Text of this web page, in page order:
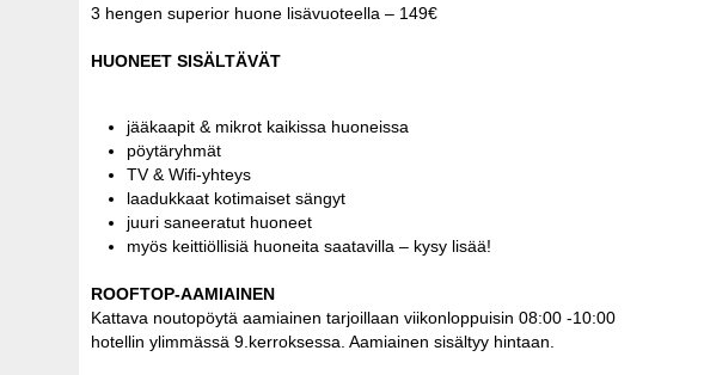
3 hengen superior huone lisävuoteella – 149€
HUONEET SISÄLTÄVÄT
jääkaapit & mikrot kaikissa huoneissa
pöytäryhmät
TV & Wifi-yhteys
laadukkaat kotimaiset sängyt
juuri saneeratut huoneet
myös keittiöllisiä huoneita saatavilla – kysy lisää!
ROOFTOP-AAMIAINEN
Kattava noutopöytä aamiainen tarjoillaan viikonloppuisin 08:00 -10:00
hotellin ylimmässä 9.kerroksessa. Aamiainen sisältyy hintaan.